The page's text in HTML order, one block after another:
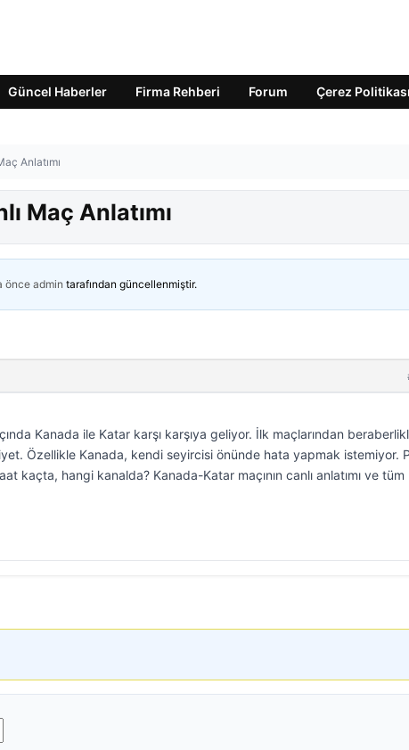
Güncel Haberler Firma Rehberi Forum Çerez Politikası
Anlatımı
Maç Anlatımı
önce admin tarafından güncellenmiştir.
Kanada ile Katar karşı karşıya geliyor. İlk maçlarından
Özellikle Kanada, kendi seyircisi önünde hata yapmak istemiyor.
kaçta, hangi kanalda? Kanada-Katar maçının canlı anlatımı ve tüm